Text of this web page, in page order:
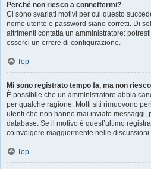
Perché non riesco a connettermi?
Ci sono svariati motivi per cui questo
nome utente e password siano corretti. Di
altrimenti contatta un amministratore:
esserci un errore di configurazione.
Top
Mi sono registrato tempo fa, ma non
È possibile che un amministratore abbia
per qualche ragione. Molti siti rimuovono
utenti che non hanno mai inviato messaggi,
database. Se il motivo è quest’ultimo
coinvolgere maggiormente nelle discussioni.
Top